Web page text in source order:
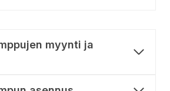
myynti ja